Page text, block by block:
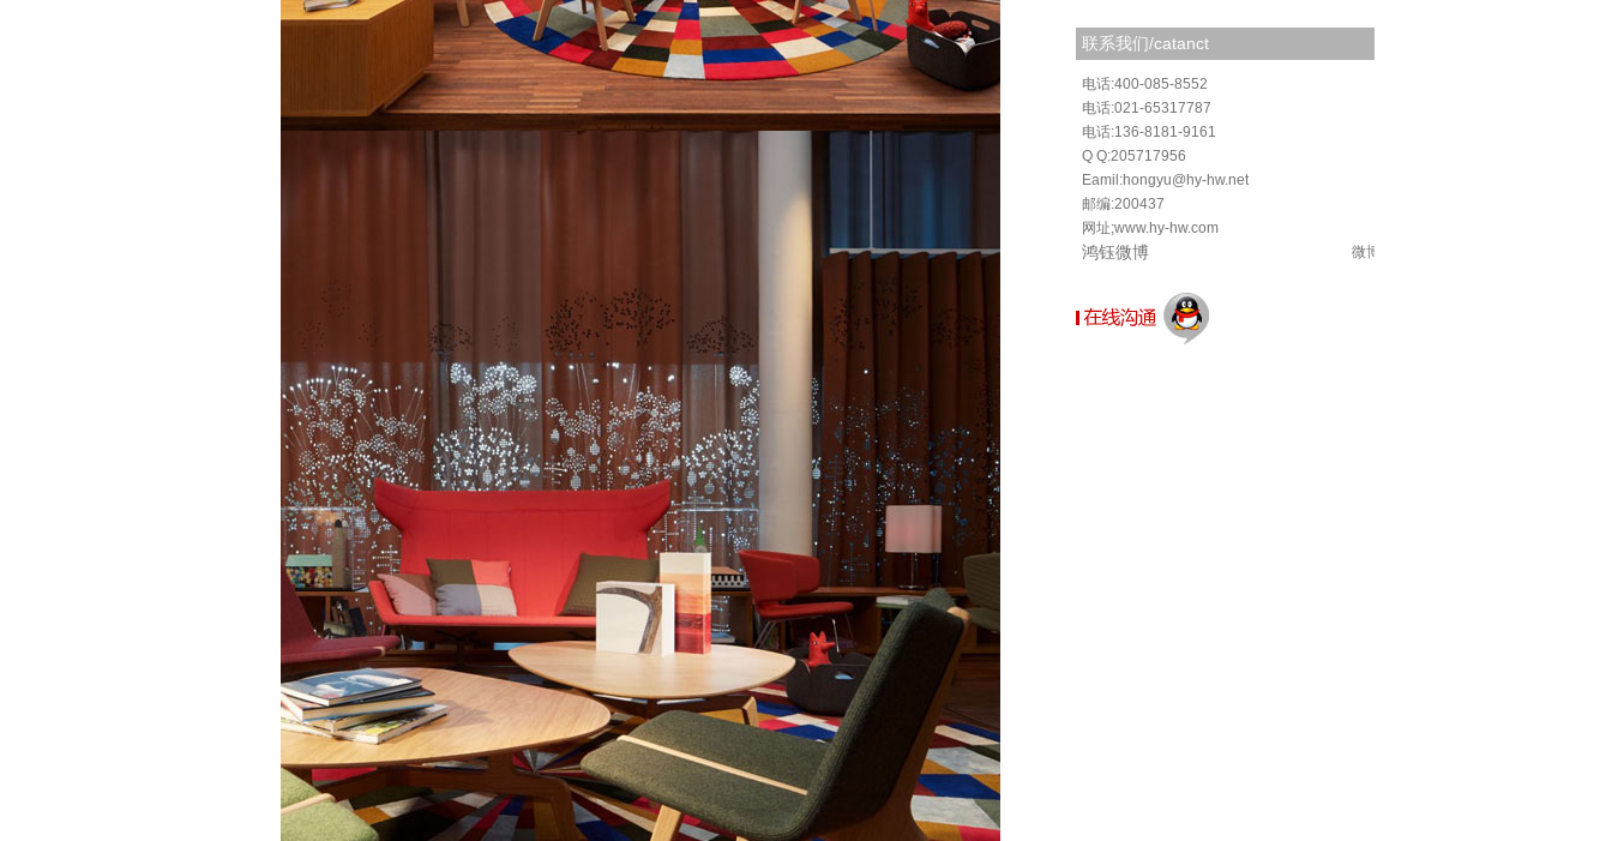
联系我们/catanct
电话:400-085-8552
电话:021-65317787
电话:136-8181-9161
Q Q:205717956
Eamil:hongyu@hy-hw.net
邮编:200437
网址;www.hy-hw.com
微博
鸿钰微博